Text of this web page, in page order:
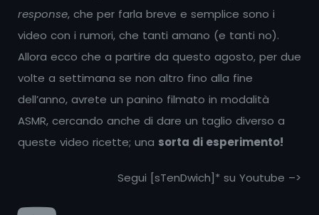
response, che per farla breve e semplice sono i
video con i rumori, che tanti amano (e tanti no).
Allora ecco che a partire da questo agosto, per due
volte a settimana se non altro fino alla fine
dell’anno, avrete un panino filmato in modalità
ASMR, cercando anche di dare un taglio diverso a
queste video ricette; una sorta di esperimento!
Segui [sTenDwich]* su Youtube –>